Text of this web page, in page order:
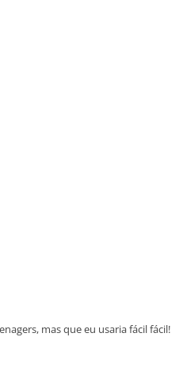
mas que eu usaria fácil fácil!